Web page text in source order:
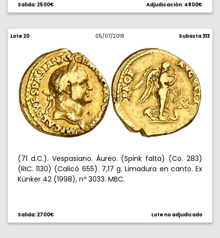
Salida: 2500€ Adjudicación: 4800€
Lote 20 05/07/2018 Subasta 313
(71 d.C.). Vespasiano. Áureo. (Spink falta) (Co. 283)
(RIC. 1130) (Calicó 655). 7,17 g. Limadura en canto. Ex
Künker 42 (1998), nº 3033. MBC.
Salida: 2700€ Lote no adjudicado